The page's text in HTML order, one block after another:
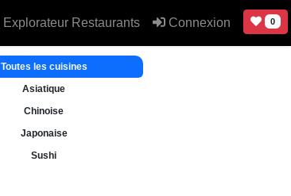
Explorateur Restaurants Connexion 0
Toutes les cuisines
Asiatique
Chinoise
Japonaise
Sushi